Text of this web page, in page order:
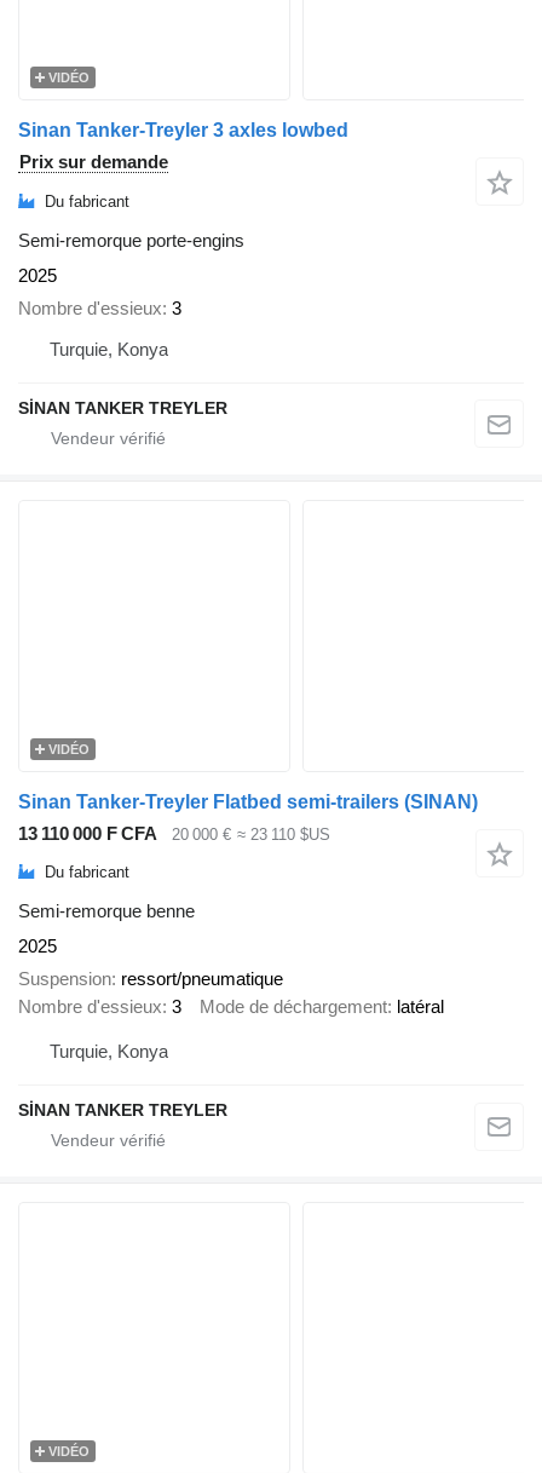
VIDÉO
Sinan Tanker-Treyler 3 axles lowbed
Prix sur demande
Du fabricant
Semi-remorque porte-engins
2025
Nombre d'essieux 3
Turquie, Konya
SİNAN TANKER TREYLER
VIDÉO
Sinan Tanker-Treyler Flatbed semi-trailers (SINAN)
13 110 000 F CFA
20 000 € ≈ 23 110 $US
Du fabricant
Semi-remorque benne
2025
Suspension ressort/pneumatique
Nombre d'essieux 3 Mode de déchargement latéral
Turquie, Konya
SİNAN TANKER TREYLER
VIDÉO